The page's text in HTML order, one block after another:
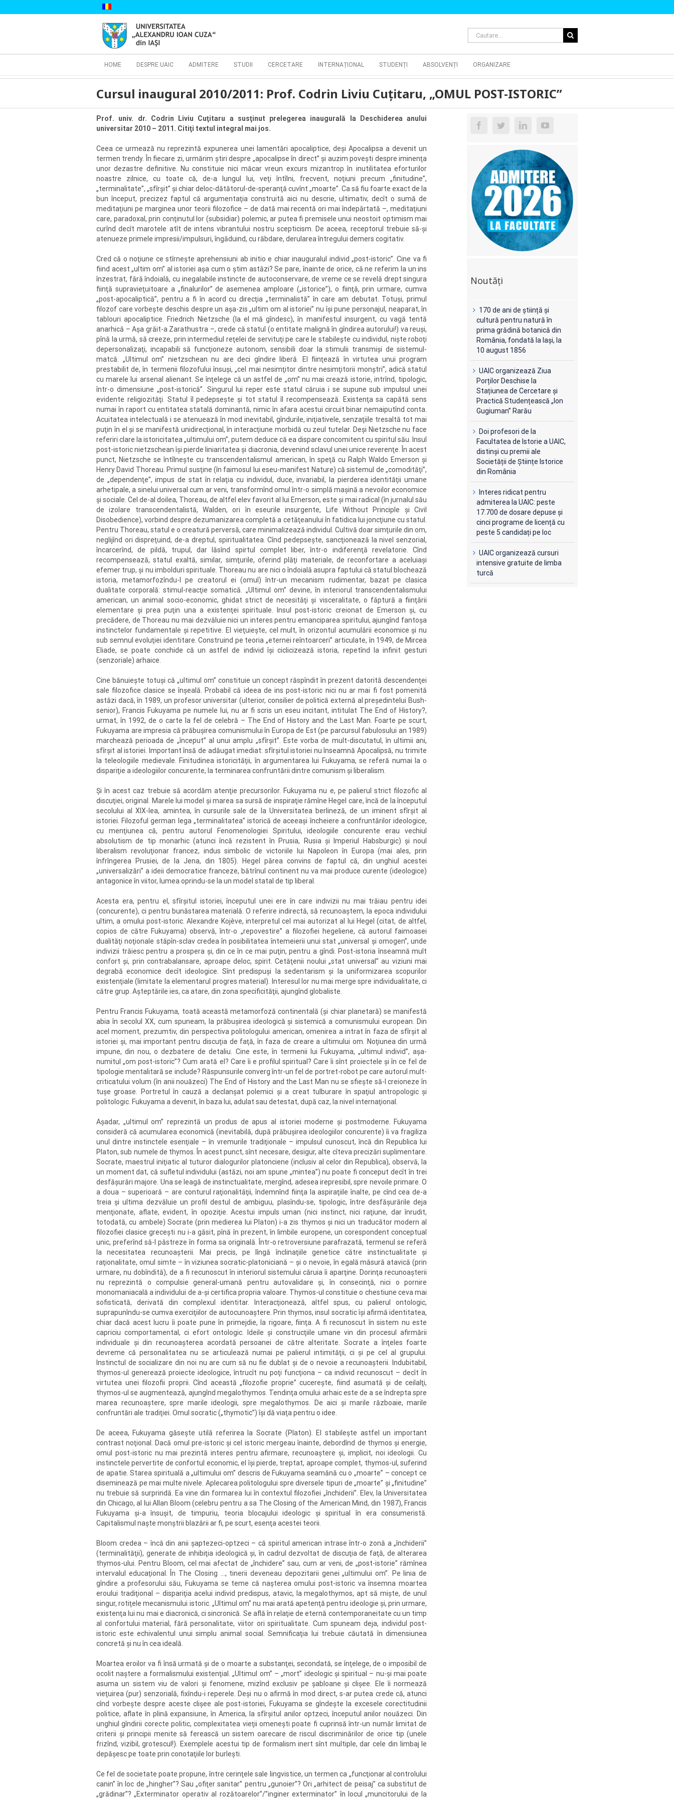
to
Cautare...
Cautare...
HOME DESPRE UAIC ADMITERE STUDII CERCETARE INTERNAȚIONAL STUDENȚI ABSOLVENȚI ORGANIZARE
Cursul inaugural 2010/2011: Prof. Codrin Liviu Cuţitaru, „OMUL POST-ISTORIC”
Prof. univ. dr. Codrin Liviu Cuţitaru a susţinut prelegerea inaugurală la Deschiderea anului
universitar 2010 – 2011. Citiţi textul integral mai jos.
Ceea ce urmează nu reprezintă expunerea unei lamentări apocaliptice, deşi Apocalipsa a devenit un
termen trendy. În fiecare zi, urmărim ştiri despre „apocalipse în direct” şi auzim poveşti despre iminenţa
unor dezastre definitive. Nu constituie nici măcar vreun excurs mizantrop în inutilitatea eforturilor
noastre zilnice, cu toate că, de-a lungul lui, veţi întîlni, frecvent, noţiuni precum „finitudine”,
„terminalitate”, „sfîrşit” şi chiar deloc-dătătorul-de-speranţă cuvînt „moarte”. Ca să fiu foarte exact de la
bun început, precizez faptul că argumentaţia construită aici nu descrie, ultimativ, decît o sumă de
meditaţiuni pe marginea unor teorii filozofice – de dată mai recentă ori mai îndepărtată –, meditaţiuni
care, paradoxal, prin conţinutul lor (subsidiar) polemic, ar putea fi premisele unui neostoit optimism mai
curînd decît marotele atît de intens vibrantului nostru scepticism. De aceea, receptorul trebuie să-şi
atenueze primele impresii/impulsuri, îngăduind, cu răbdare, derularea întregului demers cogitativ.
Cred că o noţiune ce stîrneşte aprehensiuni ab initio e chiar inauguralul individ „post-istoric”. Cine va fi
fiind acest „ultim om” al istoriei aşa cum o ştim astăzi? Se pare, înainte de orice, că ne referim la un ins
înzestrat, fără îndoială, cu inegalabile instincte de autoconservare, de vreme ce se revelă drept singura
fiinţă supravieţuitoare a „finalurilor” de asemenea amploare („istorice”), o fiinţă, prin urmare, cumva
„post-apocaliptică”, pentru a fi în acord cu direcţia „terminalistă” în care am debutat. Totuşi, primul
filozof care vorbeşte deschis despre un aşa-zis „ultim om al istoriei” nu îşi pune personajul, neaparat, în
tablouri apocaliptice. Friedrich Nietzsche (la el mă gîndesc), în manifestul insurgent, cu vagă tentă
anarhică – Aşa grăit-a Zarathustra –, crede că statul (o entitate malignă în gîndirea autorului!) va reuşi,
pînă la urmă, să creeze, prin intermediul reţelei de servituţi pe care le stabileşte cu individul, nişte roboţi
depersonalizaţi, incapabili să funcţioneze autonom, sensibili doar la stimulii transmişi de sistemul-
matcă. „Ultimul om” nietzschean nu are deci gîndire liberă. El fiinţează în virtutea unui program
prestabilit de, în termenii filozofului însuşi, „cel mai nesimţitor dintre nesimţitorii monştri”, adică statul
cu marele lui arsenal alienant. Se înţelege că un astfel de „om” nu mai crează istorie, intrînd, tipologic,
într-o dimensiune „post-istorică”. Singurul lui reper este statul căruia i se supune sub impulsul unei
evidente religiozităţi. Statul îl pedepseşte şi tot statul îl recompensează. Existenţa sa capătă sens
numai în raport cu entitatea statală dominantă, nimic în afara acestui circuit binar nemaiputînd conta.
Acuitatea intelectuală i se atenuează în mod inevitabil, gîndurile, iniţiativele, senzaţiile tresaltă tot mai
puţin în el şi se manifestă unidirecţional, în interacţiune morbidă cu zeul tutelar. Deşi Nietzsche nu face
referiri clare la istoricitatea „ultimului om”, putem deduce că ea dispare concomitent cu spiritul său. Insul
post-istoric nietzschean îşi pierde liniaritatea şi diacronia, devenind sclavul unei unice reverenţe. În acest
punct, Nietzsche se întîlneşte cu transcendentalismul american, în speţă cu Ralph Waldo Emerson şi
Henry David Thoreau. Primul susţine (în faimosul lui eseu-manifest Nature) că sistemul de „comodităţi”,
de „dependenţe”, impus de stat în relaţia cu individul, duce, invariabil, la pierderea identităţii umane
arhetipale, a sinelui universal cum ar veni, transformînd omul într-o simplă maşină a nevoilor economice
şi sociale. Cel de-al doilea, Thoreau, de altfel elev favorit al lui Emerson, este şi mai radical (în jurnalul său
de izolare transcendentalistă, Walden, ori în eseurile insurgente, Life Without Principle şi Civil
Disobedience), vorbind despre dezumanizarea completă a cetăţeanului în fatidica lui joncţiune cu statul.
Pentru Thoreau, statul e o creatură perversă, care minimalizează individul. Cultivă doar simţurile din om,
neglijînd ori dispreţuind, de-a dreptul, spiritualitatea. Cînd pedepseşte, sancţionează la nivel senzorial,
încarcerînd, de pildă, trupul, dar lăsînd spirtul complet liber, într-o indiferenţă revelatorie. Cînd
recompensează, statul exaltă, similar, simţurile, oferind plăţi materiale, de reconfortare a aceluiaşi
efemer trup, şi nu imbolduri spirituale. Thoreau nu are nici o îndoială asupra faptului că statul blochează
istoria, metamorfozîndu-l pe creatorul ei (omul) într-un mecanism rudimentar, bazat pe clasica
dualitate corporală: stimul-reacţie somatică. „Ultimul om” devine, în interiorul transcendentalismului
american, un animal socio-economic, ghidat strict de necesităţi şi visceralitate, o făptură a fiinţării
elementare şi prea puţin una a existenţei spirituale. Insul post-istoric creionat de Emerson şi, cu
precădere, de Thoreau nu mai dezvăluie nici un interes pentru emanciparea spiritului, ajungînd fantoşa
instinctelor fundamentale şi repetitive. El vieţuieşte, cel mult, în orizontul acumulării economice şi nu
sub semnul evoluţiei identitare. Construind pe teoria „eternei reîntoarceri” articulate, în 1949, de Mircea
Eliade, se poate conchide că un astfel de individ îşi ciclicizează istoria, repetînd la infinit gesturi
(senzoriale) arhaice.
Cine bănuieşte totuşi că „ultimul om” constituie un concept răspîndit în prezent datorită descendenţei
sale filozofice clasice se înşeală. Probabil că ideea de ins post-istoric nici nu ar mai fi fost pomenită
astăzi dacă, în 1989, un profesor universitar (ulterior, consilier de politică externă al preşedintelui Bush-
senior), Francis Fukuyama pe numele lui, nu ar fi scris un eseu incitant, intitulat The End of History?,
urmat, în 1992, de o carte la fel de celebră – The End of History and the Last Man. Foarte pe scurt,
Fukuyama are impresia că prăbuşirea comunismului în Europa de Est (pe parcursul fabulosului an 1989)
marchează perioada de „început” al unui amplu „sfîrşit”. Este vorba de mult-discutatul, în ultimii ani,
sfîrşit al istoriei. Important însă de adăugat imediat: sfîrşitul istoriei nu înseamnă Apocalipsă, nu trimite
la teleologiile medievale. Finitudinea istoricităţii, în argumentarea lui Fukuyama, se referă numai la o
dispariţie a ideologiilor concurente, la terminarea confruntării dintre comunism şi liberalism.
Şi în acest caz trebuie să acordăm atenţie precursorilor. Fukuyama nu e, pe palierul strict filozofic al
discuţiei, original. Marele lui model şi marea sa sursă de inspiraţie rămîne Hegel care, încă de la începutul
secolului al XIX-lea, amintea, în cursurile sale de la Universitatea berlineză, de un iminent sfîrşit al
istoriei. Filozoful german lega „terminalitatea” istorică de aceeaşi încheiere a confruntărilor ideologice,
cu menţiunea că, pentru autorul Fenomenologiei Spiritului, ideologiile concurente erau vechiul
absolutism de tip monarhic (atunci încă rezistent în Prusia, Rusia şi Imperiul Habsburgic) şi noul
liberalism revoluţionar francez, indus simbolic de victoriile lui Napoleon în Europa (mai ales, prin
înfrîngerea Prusiei, de la Jena, din 1805). Hegel părea convins de faptul că, din unghiul acestei
„universalizări” a ideii democratice franceze, bătrînul continent nu va mai produce curente (ideologice)
antagonice în viitor, lumea oprindu-se la un model statal de tip liberal.
Acesta era, pentru el, sfîrşitul istoriei, începutul unei ere în care indivizii nu mai trăiau pentru idei
(concurente), ci pentru bunăstarea materială. O referire indirectă, să recunoaştem, la epoca individului
ultim, a omului post-istoric. Alexandre Kojève, interpretul cel mai autorizat al lui Hegel (citat, de altfel,
copios de către Fukuyama) observă, într-o „repovestire” a filozofiei hegeliene, că autorul faimoasei
dualităţi noţionale stăpîn-sclav credea în posibilitatea întemeierii unui stat „universal şi omogen”, unde
indivizii trăiesc pentru a prospera şi, din ce în ce mai puţin, pentru a gîndi. Post-istoria înseamnă mult
confort şi, prin contrabalansare, aproape deloc, spirit. Cetăţenii noului „stat universal” au viziuni mai
degrabă economice decît ideologice. Sînt predispuşi la sedentarism şi la uniformizarea scopurilor
existenţiale (limitate la elementarul progres material). Interesul lor nu mai merge spre individualitate, ci
către grup. Aşteptările ies, ca atare, din zona specificităţii, ajungînd globaliste.
Pentru Francis Fukuyama, toată această metamorfoză continentală (şi chiar planetară) se manifestă
abia în secolul XX, cum spuneam, la prăbuşirea ideologică şi sistemică a comunismului european. Din
acel moment, prezumtiv, din perspectiva politologului american, omenirea a intrat în faza de sfîrşit al
istoriei şi, mai important pentru discuţia de faţă, în faza de creare a ultimului om. Noţiunea din urmă
impune, din nou, o dezbatere de detaliu. Cine este, în termenii lui Fukuyama, „ultimul individ”, aşa-
numitul „om post-istoric”? Cum arată el? Care îi e profilul spiritual? Care îi sînt proiectele şi în ce fel de
tipologie mentalitară se include? Răspunsurile converg într-un fel de portret-robot pe care autorul mult-
criticatului volum (în anii nouăzeci) The End of History and the Last Man nu se sfieşte să-l creioneze în
tuşe groase. Portretul în cauză a declanşat polemici şi a creat tulburare în spaţiul antropologic şi
politologic. Fukuyama a devenit, în baza lui, adulat sau detestat, după caz, la nivel internaţional.
Aşadar, „ultimul om” reprezintă un produs de apus al istoriei moderne şi postmoderne. Fukuyama
consideră că acumularea economică (inevitabilă, după prăbuşirea ideologiilor concurente) îi va fragiliza
unul dintre instinctele esenţiale – în vremurile tradiţionale – impulsul cunoscut, încă din Republica lui
Platon, sub numele de thymos. În acest punct, sînt necesare, desigur, alte cîteva precizări suplimentare.
Socrate, maestrul iniţiatic al tuturor dialogurilor platonciene (inclusiv al celor din Republica), observă, la
un moment dat, că sufletul individului (astăzi, noi am spune „mintea”) nu poate fi conceput decît în trei
desfăşurări majore. Una se leagă de instinctualitate, mergînd, adesea irepresibil, spre nevoile primare. O
a doua – superioară – are conturul raţionalităţii, îndemnînd fiinţa la aspiraţiile înalte, pe cînd cea de-a
treia şi ultima dezvăluie un profil destul de ambiguu, plasîndu-se, tipologic, între desfăşurările deja
menţionate, aflate, evident, în opoziţie. Acestui impuls uman (nici instinct, nici raţiune, dar înrudit,
totodată, cu ambele) Socrate (prin medierea lui Platon) i-a zis thymos şi nici un traducător modern al
filozofiei clasice greceşti nu i-a găsit, pînă în prezent, în limbile europene, un corespondent conceptual
unic, preferînd să-l păstreze în forma sa originală. Într-o retroversiune parafrazată, termenul se referă
la necesitatea recunoaşterii. Mai precis, pe lîngă înclinaţiile genetice către instinctualitate şi
raţionalitate, omul simte – în viziunea socratic-platoniciană – şi o nevoie, în egală măsură atavică (prin
urmare, nu dobîndită), de a fi recunoscut în interiorul sistemului căruia îi aparţine. Dorinţa recunoaşterii
nu reprezintă o compulsie general-umană pentru autovalidare şi, în consecinţă, nici o pornire
monomaniacală a individului de a-şi certifica propria valoare. Thymos-ul constituie o chestiune ceva mai
sofisticată, derivată din complexul identitar. Interacţionează, altfel spus, cu palierul ontologic,
suprapunîndu-se cumva exerciţiilor de autocunoaştere. Prin thymos, insul socratic îşi afirmă identitatea,
chiar dacă acest lucru îi poate pune în primejdie, la rigoare, fiinţa. A fi recunoscut în sistem nu este
capriciu comportamental, ci efort ontologic. Ideile şi construcţiile umane vin din procesul afirmării
individuale şi din recunoaşterea acordată persoanei de către alteritate. Socrate a înţeles foarte
devreme că personalitatea nu se articulează numai pe palierul intimităţii, ci şi pe cel al grupului.
Instinctul de socializare din noi nu are cum să nu fie dublat şi de o nevoie a recunoaşterii. Indubitabil,
thymos-ul generează proiecte ideologice, întrucît nu poţi funcţiona – ca individ recunoscut – decît în
virtutea unei filozofii proprii. Cînd această „filozofie proprie” cucereşte, fiind asumată şi de ceilalţi,
thymos-ul se augmentează, ajungînd megalothymos. Tendinţa omului arhaic este de a se îndrepta spre
marea recunoaştere, spre marile ideologii, spre megalothymos. De aici şi marile războaie, marile
confruntări ale tradiţiei. Omul socratic („thymotic”) îşi dă viaţa pentru o idee.
De aceea, Fukuyama găseşte utilă referirea la Socrate (Platon). El stabileşte astfel un important
contrast noţional. Dacă omul pre-istoric şi cel istoric mergeau înainte, debordînd de thymos şi energie,
omul post-istoric nu mai prezintă interes pentru afirmare, recunoaştere şi, implicit, noi ideologii. Cu
instinctele pervertite de confortul economic, el îşi pierde, treptat, aproape complet, thymos-ul, suferind
de apatie. Starea spirituală a „ultimului om” descris de Fukuyama seamănă cu o „moarte” – concept ce
diseminează pe mai multe nivele. Aplecarea politologului spre diversele tipuri de „moarte” şi „finitudine”
nu trebuie să surprindă. Ea vine din formarea lui în contextul filozofiei „închiderii”. Elev, la Universitatea
din Chicago, al lui Allan Bloom (celebru pentru a sa The Closing of the American Mind, din 1987), Francis
Fukuyama şi-a însuşit, de timpuriu, teoria blocajului ideologic şi spiritual în era consumeristă.
Capitalismul naşte monştrii blazării ar fi, pe scurt, esenţa acestei teorii.
Bloom credea – încă din anii şaptezeci-optzeci – că spiritul american intrase într-o zonă a „închiderii”
(terminalităţii), generate de inhibiţia ideologică şi, în cadrul dezvoltat de discuţia de faţă, de alterarea
thymos-ului. Pentru Bloom, cel mai afectat de „închidere” sau, cum ar veni, de „post-istorie” rămînea
intervalul educaţional. În The Closing …, tinerii deveneau depozitarii genei „ultimului om”. Pe linia de
gîndire a profesorului său, Fukuyama se teme că naşterea omului post-istoric va însemna moartea
eroului tradiţional – dispariţia acelui individ predispus, atavic, la megalothymos, apt să mişte, de unul
singur, rotiţele mecanismului istoric. „Ultimul om” nu mai arată apetenţă pentru ideologie şi, prin urmare,
existenţa lui nu mai e diacronică, ci sincronică. Se află în relaţie de eternă contemporaneitate cu un timp
al confortului material, fără personalitate, viitor ori spiritualitate. Cum spuneam deja, individul post-
istoric este echivalentul unui simplu animal social. Semnificaţia lui trebuie căutată în dimensiunea
concretă şi nu în cea ideală.
Moartea eroilor va fi însă urmată şi de o moarte a substanţei, secondată, se înţelege, de o imposibil de
ocolit naştere a formalismului existenţial. „Ultimul om” – „mort” ideologic şi spiritual – nu-şi mai poate
asuma un sistem viu de valori şi fenomene, mizînd exclusiv pe şabloane şi clişee. Ele îi normează
vieţuirea (pur) senzorială, fixîndu-i reperele. Deşi nu o afirmă în mod direct, s-ar putea crede că, atunci
cînd vorbeşte despre aceste clişee ale post-istoriei, Fukuyama se gîndeşte la excesele corectitudinii
politice, aflate în plină expansiune, în America, la sfîrşitul anilor optzeci, începutul anilor nouăzeci. Din
unghiul gîndirii corecte politic, complexitatea vieţii omeneşti poate fi cuprinsă într-un număr limitat de
criterii şi principii menite să ferească un sistem oarecare de riscul discriminărilor de orice tip (unele
frizînd, vizibil, grotescul!). Exemplele acestui tip de formalism inert sînt multiple, dar cele din limbaj le
depăşesc pe toate prin conotaţiile lor burleşti.
Ce fel de societate poate propune, între cerinţele sale lingvistice, un termen ca „funcţionar al controlului
canin” în loc de „hingher”? Sau „ofiţer sanitar” pentru „gunoier”? Ori „arhitect de peisaj” ca substitut de
„grădinar”? „Exterminator operativ al rozătoarelor”/”inginer exterminator” în locul „muncitorului de la
Noutăți
170 de ani de știință și
cultură pentru natură în
prima grădină botanică din
România, fondată la Iași, la
10 august 1856
UAIC organizează Ziua
Porților Deschise la
Stațiunea de Cercetare și
Practică Studențească „Ion
Gugiuman” Rarău
Doi profesori de la
Facultatea de Istorie a UAIC,
distinși cu premii ale
Societății de Științe Istorice
din România
Interes ridicat pentru
admiterea la UAIC: peste
17.700 de dosare depuse și
cinci programe de licență cu
peste 5 candidați pe loc
UAIC organizează cursuri
intensive gratuite de limba
turcă